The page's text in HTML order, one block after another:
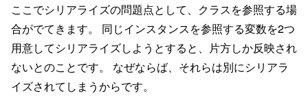
ここでシリアライズの問題点として、クラスを参照する場
合がでてきます。 同じインスタンスを参照する変数を2つ
用意してシリアライズしようとすると、片方しか反映され
ないとのことです。 なぜならば、それらは別にシリアラ
イズされてしまうからです。